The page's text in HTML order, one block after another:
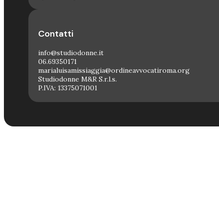
Contatti
info@studiodonne.it
06.69350171
marialuisamissiaggia@ordineavvocatiroma.org
Studiodonne M&R S.r.l.s.
P.IVA: 13375071001